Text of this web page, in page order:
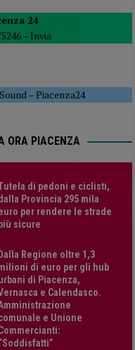
Agosto 2026 ] Caldo estremo e
24
– Invia
–Piacenza24
ORA PIACENZA
di pedoni e ciclisti,
Provincia 295 mila
per rendere le strade
sicure
Dalla Regione oltre 1,3
di euro per gli hub
di Piacenza,
e Calendasco.
e Unione